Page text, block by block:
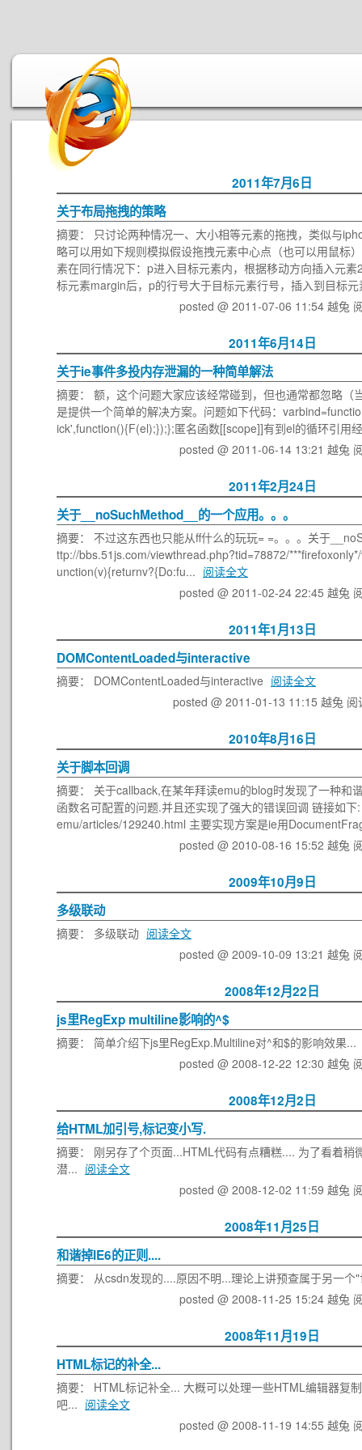
2011年7月6日
关于布局拖拽的策略
摘要： 只讨论两种情况一、大小相等元素的拖拽，类似与
略可以用如下规则模拟假设拖拽元素中心点（也可以用鼠标
素在同行情况下：p进入目标元素内，根据移动方向插入元
标元素margin后，p的行号大于目标元素行号，插入到目标
posted @ 2011-07-06 11:54 越兔
2011年6月14日
关于ie事件多投内存泄漏的一种简单解法
摘要： 额，这个问题大家应该经常碰到，但也通常都忽略（
是提供一个简单的解决方案。问题如下代码：
ick',function(){F(el);});};匿名函数[[scope]]有到el的循环引用
posted @ 2011-06-14 13:21 越兔
2011年2月24日
关于__noSuchMethod__的一个应用。。。
摘要： 不过这东西也只能从ff什么的玩玩= =。。。关于
ttp://bbs.51js.com/viewthread.php?tid=78872/
unction(v){returnv?{Do:fu... 阅读全文
posted @ 2011-02-24 22:45 越兔
2011年1月13日
DOMContentLoaded与interactive
摘要： DOMContentLoaded与interactive 阅读全文
posted @ 2011-01-13 11:15 越兔 阅
2010年8月16日
关于脚本回调
摘要： 关于callback,在某年拜读emu的blog时发现了一种和
函数名可配置的问题.并且还实现了强大的错误回调 链接如
emu/articles/129240.html 主要实现方案是ie用
posted @ 2010-08-16 15:52 越兔
2009年10月9日
多级联动
摘要： 多级联动 阅读全文
posted @ 2009-10-09 13:21 越兔
2008年12月22日
js里RegExp multiline影响的^$
摘要： 简单介绍下js里RegExp.Multiline对^和$的影响效果...
posted @ 2008-12-22 12:30 越兔
2008年12月2日
给HTML加引号,标记变小写.
摘要： 刚另存了个页面...HTML代码有点糟糕.... 为了看着稍
潜... 阅读全文
posted @ 2008-12-02 11:59 越兔
2008年11月25日
和谐掉IE6的正则....
摘要： 从csdn发现的....原因不明...理论上讲预查属于另一个
posted @ 2008-11-25 15:24 越兔
2008年11月19日
HTML标记的补全...
摘要： HTML标记补全... 大概可以处理一些HTML编辑器复
吧... 阅读全文
posted @ 2008-11-19 14:55 越兔